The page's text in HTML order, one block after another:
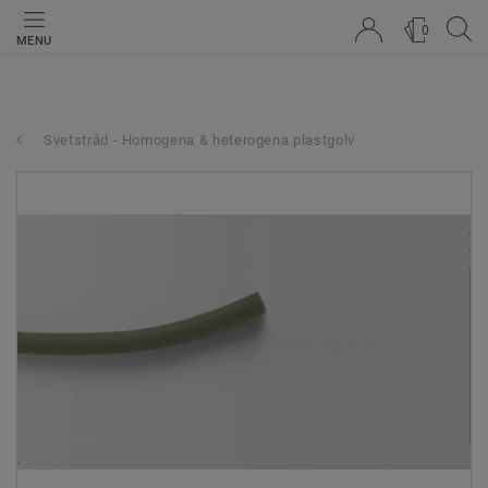
MENU
0
Svetstråd - Homogena & heterogena plastgolv